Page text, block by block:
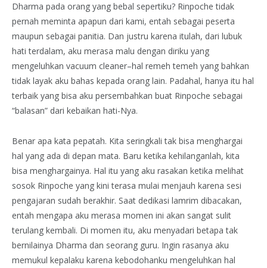
Dharma pada orang yang bebal sepertiku? Rinpoche tidak
pernah meminta apapun dari kami, entah sebagai peserta
maupun sebagai panitia. Dan justru karena itulah, dari lubuk
hati terdalam, aku merasa malu dengan diriku yang
mengeluhkan vacuum cleaner–hal remeh temeh yang bahkan
tidak layak aku bahas kepada orang lain. Padahal, hanya itu hal
terbaik yang bisa aku persembahkan buat Rinpoche sebagai
“balasan” dari kebaikan hati-Nya.
Benar apa kata pepatah. Kita seringkali tak bisa menghargai
hal yang ada di depan mata. Baru ketika kehilanganlah, kita
bisa menghargainya. Hal itu yang aku rasakan ketika melihat
sosok Rinpoche yang kini terasa mulai menjauh karena sesi
pengajaran sudah berakhir. Saat dedikasi lamrim dibacakan,
entah mengapa aku merasa momen ini akan sangat sulit
terulang kembali. Di momen itu, aku menyadari betapa tak
bernilainya Dharma dan seorang guru. Ingin rasanya aku
memukul kepalaku karena kebodohanku mengeluhkan hal